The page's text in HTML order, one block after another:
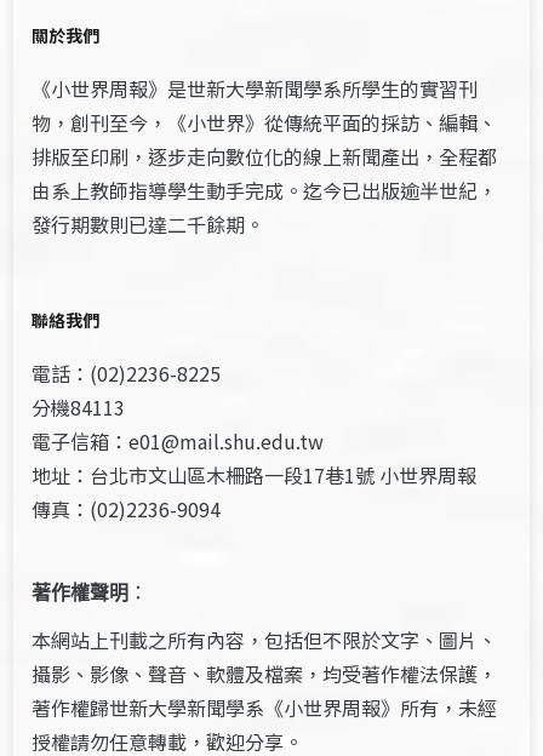
關於我們
《小世界周報》是世新大學新聞學系所學生的實習刊
物，創刊至今，《小世界》從傳統平面的採訪、編輯、
排版至印刷，逐步走向數位化的線上新聞產出，全程都
由系上教師指導學生動手完成。迄今已出版逾半世紀，
發行期數則已達二千餘期。
聯絡我們
電話：(02)2236-8225
分機84113
電子信箱：e01@mail.shu.edu.tw
地址：台北市文山區木柵路一段17巷1號 小世界周報
傳真：(02)2236-9094
著作權聲明 ：
本網站上刊載之所有內容，包括但不限於文字、圖片、
攝影、影像、聲音、軟體及檔案，均受著作權法保護，
著作權歸世新大學新聞學系《小世界周報》所有，未經
授權請勿任意轉載，歡迎分享。